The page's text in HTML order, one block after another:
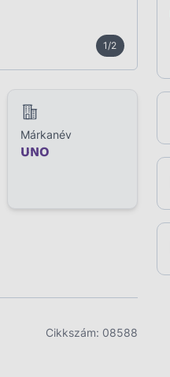
1/2
Márkanév
UNO
Cikkszám: 08588